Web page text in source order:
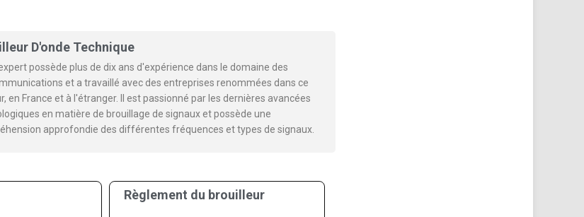
D'onde Technique
possède plus de dix ans d'expérience dans le domaine des
et a travaillé avec des entreprises renommées dans ce
en France et à l'étranger. Il est passionné par les dernières avancées
en matière de brouillage de signaux et possède une
approfondie des différentes fréquences et types de signaux.
Règlement du brouilleur